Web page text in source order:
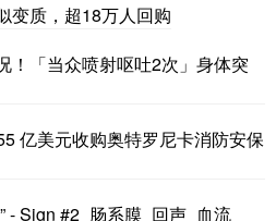
变质，超18万人回购
！「当众喷射呕吐2次」身体突
亿美元收购奥特罗尼卡消防安保
- Sign #2_肠系膜_回声_血流